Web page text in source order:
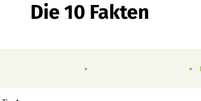
Die 10 Fakten